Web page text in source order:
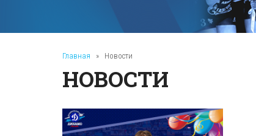
Главная » Новости
НОВОСТИ